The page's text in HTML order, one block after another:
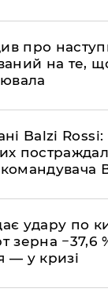
про
на те,
Balzi Rossi:
удару по
зерна −37,6
— у кризі